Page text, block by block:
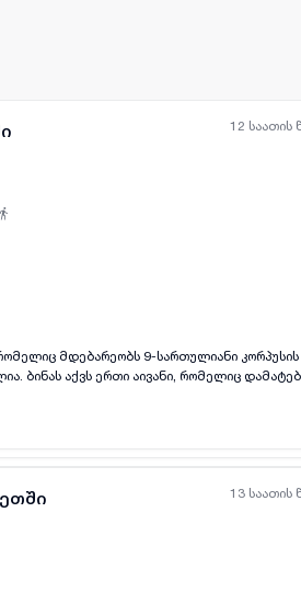
12 საათის
მდებარეობს 9-სართულიანი
ბინას აქვს ერთი აივანი, რომელიც
ახალ გარემოში ცხოვრებას. განცხადება არ
13 საათის